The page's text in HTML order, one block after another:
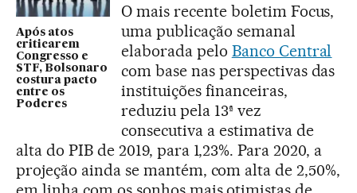
Após atos
criticarem
Congresso e
STF, Bolsonaro
costura pacto
entre os
Poderes
O mais recente boletim Focus,
uma publicação semanal
elaborada pelo Banco Central
com base nas perspectivas das
instituições financeiras,
reduziu pela 13ª vez
consecutiva a estimativa de
alta do PIB de 2019, para 1,23%. Para 2020, a
projeção ainda se mantém, com alta de 2,50%,